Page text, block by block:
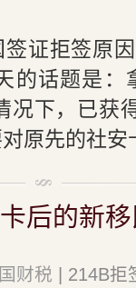
证拒签原
的话题是：
况下，已获
原先的社安
后的新
财税 | 214B